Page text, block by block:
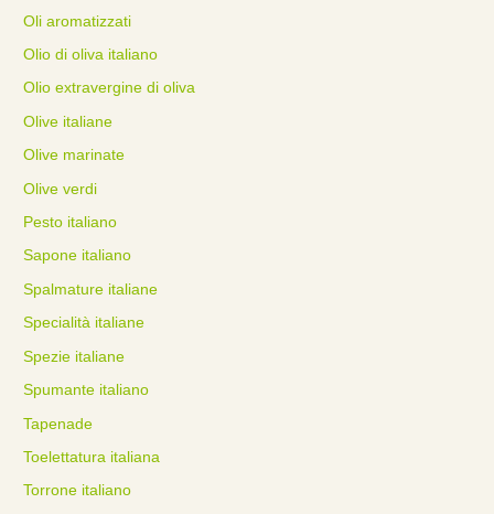
Oli aromatizzati
Olio di oliva italiano
Olio extravergine di oliva
Olive italiane
Olive marinate
Olive verdi
Pesto italiano
Sapone italiano
Spalmature italiane
Specialità italiane
Spezie italiane
Spumante italiano
Tapenade
Toelettatura italiana
Torrone italiano